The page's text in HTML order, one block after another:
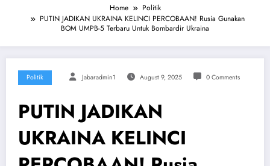
Home
Politik
PUTIN JADIKAN UKRAINA KELINCI PERCOBAAN! Rusia Gunakan
BOM UMPB-5 Terbaru Untuk Bombardir Ukraina
Politik Jabaradmin1 August 9, 2025 0 Comments
PUTIN JADIKAN
UKRAINA KELINCI